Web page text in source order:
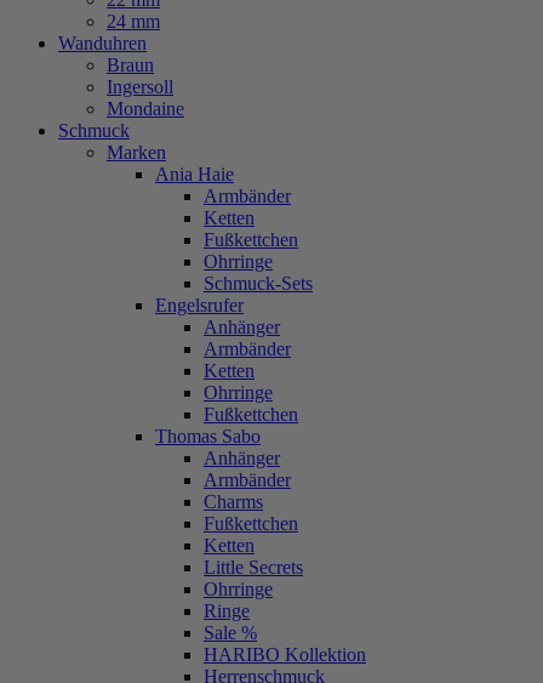
24 mm
Wanduhren
Braun
Ingersoll
Mondaine
Schmuck
Marken
Ania Haie
Armbänder
Ketten
Fußkettchen
Ohrringe
Schmuck-Sets
Engelsrufer
Anhänger
Armbänder
Ketten
Ohrringe
Fußkettchen
Thomas Sabo
Anhänger
Armbänder
Charms
Fußkettchen
Ketten
Little Secrets
Ohrringe
Ringe
Sale %
HARIBO Kollektion
Herrenschmuck